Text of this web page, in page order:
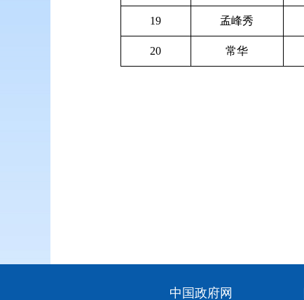
19 孟峰秀
20 常华
中国政府网